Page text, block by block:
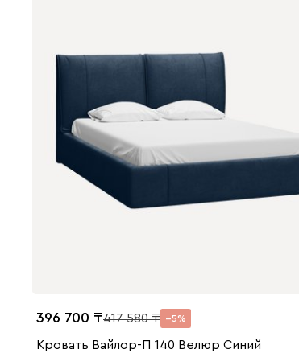
396 700 417 580 5
Кровать Вайлор-П 140 Велюр Синий